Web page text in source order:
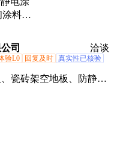
涂料
5KG
司 洽谈
验L0 回复及时 真实性已核验
瓷砖架空地板、防静电
防静电、全钢防静电、
地板、硫酸钙防静电地
静电地板、机房金属墙
机房、电脑机房地板、